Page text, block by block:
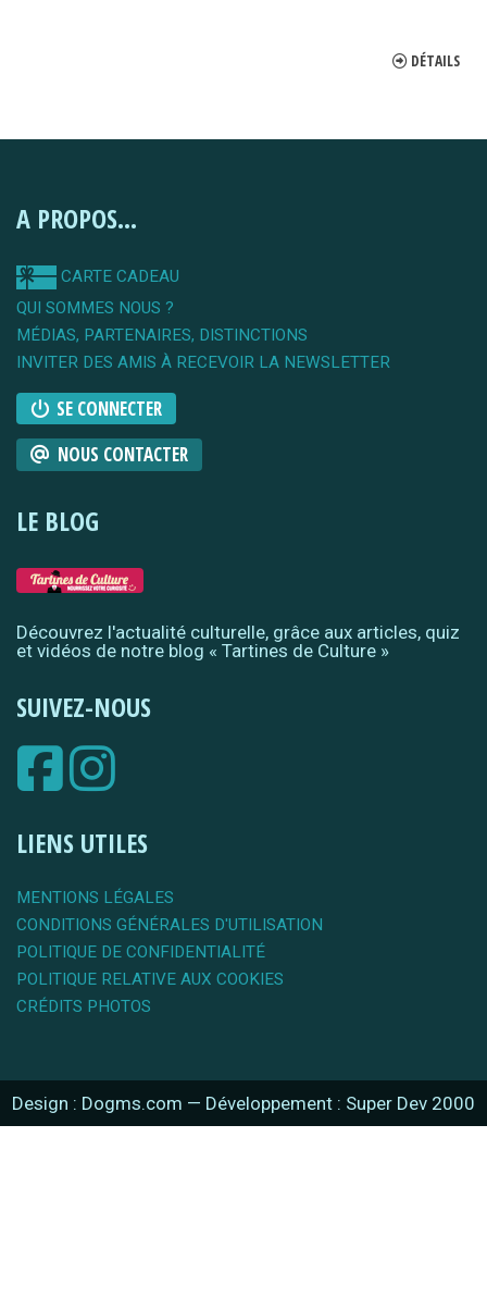
DÉTAILS
A PROPOS...
CARTE CADEAU
QUI SOMMES NOUS ?
MÉDIAS, PARTENAIRES, DISTINCTIONS
INVITER DES AMIS À RECEVOIR LA NEWSLETTER
SE CONNECTER
NOUS CONTACTER
LE BLOG
Découvrez l'actualité culturelle, grâce aux articles, quiz
et vidéos de notre blog « Tartines de Culture »
SUIVEZ-NOUS
LIENS UTILES
MENTIONS LÉGALES
CONDITIONS GÉNÉRALES D'UTILISATION
POLITIQUE DE CONFIDENTIALITÉ
POLITIQUE RELATIVE AUX COOKIES
CRÉDITS PHOTOS
Design : Dogms.com — Développement : Super Dev 2000